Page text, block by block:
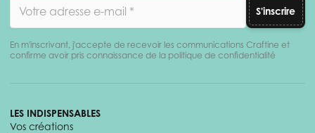
S'inscrire
En m'inscrivant, j'accepte de recevoir les communications Craftine et
confirme avoir pris connaissance de la politique de confidentialité
LES INDISPENSABLES
Vos créations